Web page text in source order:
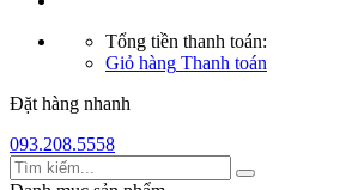
Tổng tiền thanh toán:
Giỏ hàng Thanh toán
Đặt hàng nhanh
093.208.5558